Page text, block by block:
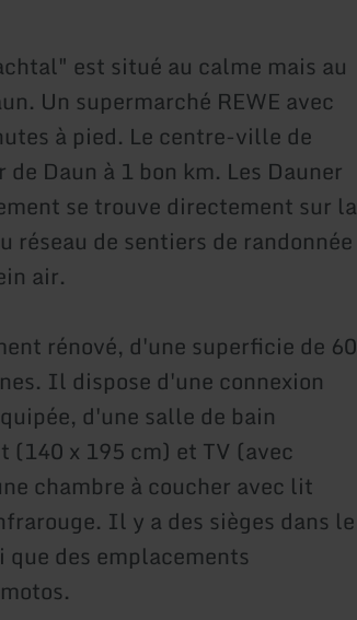
est situé au calme mais au
Un supermarché REWE avec
à pied. Le centre-ville de
Daun à 1 bon km. Les Dauner
se trouve directement sur la
de sentiers de randonnée
air.
rénové, d'une superficie de 60
Il dispose d'une connexion
d'une salle de bain
(140 x 195 cm) et TV (avec
chambre à coucher avec lit
Il y a des sièges dans le
des emplacements